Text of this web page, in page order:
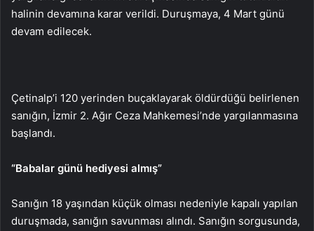
halinin devamına karar verildi. Duruşmaya, 4 Mart günü
devam edilecek.
Çetinalp’i 120 yerinden buçaklayarak öldürdüğü belirlenen
sanığın, İzmir 2. Ağır Ceza Mahkemesi’nde yargılanmasına
başlandı.
“Babalar günü hediyesi almış”
Sanığın 18 yaşından küçük olması nedeniyle kapalı yapılan
duruşmada, sanığın savunması alındı. Sanığın sorgusunda,